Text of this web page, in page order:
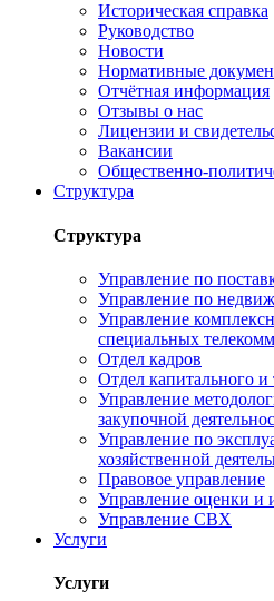
Историческая справка
Руководство
Новости
Нормативные
Отчётная информация
Отзывы о нас
Лицензии и
Вакансии
Общественно-
Структура
Структура
Управление по
Управление по
Управление
специальных
Отдел кадров
Отдел капитального и
Управление
закупочной
Управление по
хозяйственной
Правовое управление
Управление оценки и
Управление СВХ
Услуги
Услуги